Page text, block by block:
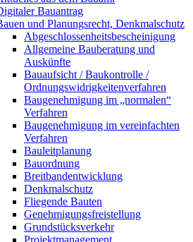
Bauantrag
und Planungsrecht, Denkmalschutz
Abgeschlossenheitsbescheinigung
Allgemeine Bauberatung und
Auskünfte
Bauaufsicht / Baukontrolle /
Ordnungswidrigkeitenverfahren
Baugenehmigung im „normalen“
Verfahren
Baugenehmigung im vereinfachten
Verfahren
Bauleitplanung
Bauordnung
Breitbandentwicklung
Denkmalschutz
Fliegende Bauten
Genehmigungsfreistellung
Grundstücksverkehr
Projektmanagement